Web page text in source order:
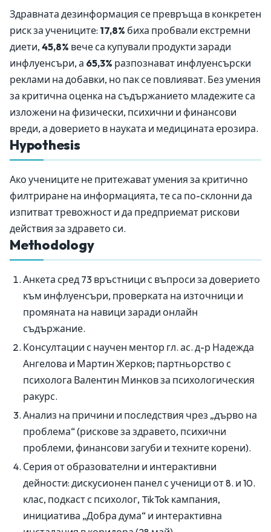
Здравната дезинформация се превръща в конкретен
риск за учениците: 17,8% биха пробвали екстремни
диети, 45,8% вече са купували продукти заради
инфлуенсъри, а 65,3% разпознават инфлуенсърски
реклами на добавки, но пак се повлияват. Без умения
за критична оценка на съдържанието младежите са
изложени на физически, психични и финансови
вреди, а доверието в науката и медицината ерозира.
Hypothesis
Ако учениците не притежават умения за критично
филтриране на информацията, те са по-склонни да
изпитват тревожност и да предприемат рискови
действия за здравето си.
Methodology
Анкета сред 73 връстници с въпроси за доверието
към инфлуенсъри, проверката на източници и
промяната на навици заради онлайн
съдържание.
Консултации с научен ментор гл. ас. д-р Надежда
Ангелова и Мартин Жерков; партньорство с
психолога Валентин Минков за психологическия
ракурс.
Анализ на причини и последствия чрез „дърво на
проблема“ (рискове за здравето, психични
проблеми, финансови загуби и техните корени).
Серия от образователни и интерактивни
дейности: дискусионен панел с ученици от 8. и 10.
клас, подкаст с психолог, TikTok кампания,
инициатива „Добра дума“ и интерактивна